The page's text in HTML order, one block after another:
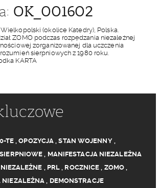
OK_001602
Wielkopolski (okolice Katedry), Polska.
ZOMO podczas rozpędzania niezależnej
zorganizowanej dla uczczenia
sierpniowych z 1980 roku.
KARTA
TE,OPOZYCJA ,STAN WOJENNY,
, MANIFESTACJA NIEZALEŻNA
, PRL , ROCZNICE , ZOMO,
NIEZALEŻNA , DEMONSTRACJE